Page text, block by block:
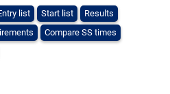
list Start list
Results
Compare SS times